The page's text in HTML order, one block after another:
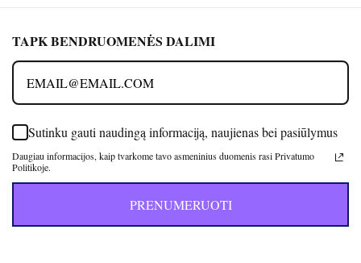
TAPK BENDRUOMENĖS DALIMI
Sutinku gauti naudingą informaciją, naujienas bei pasiūlymus
Daugiau informacijos, kaip tvarkome tavo asmeninius duomenis rasi Privatumo
Politikoje.
PRENUMERUOTI